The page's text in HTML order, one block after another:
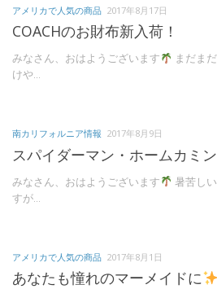
アメリカで人気の商品 2017年8月17日
COACHのお財布新入荷！
みなさん、おはようございます
まだま
けや...
南カリフォルニア情報 2017年8月9日
スパイダーマン・ホームカミ
みなさん、おはようございます
暑苦し
すが...
アメリカで人気の商品 2017年8月1日
あなたも憧れのマーメイドに